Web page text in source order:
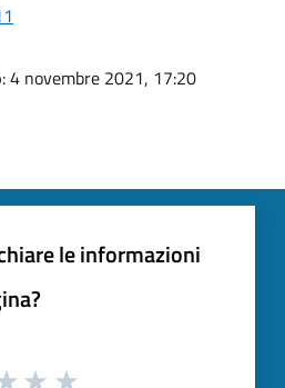
: 4 novembre 2021, 17:20
le informazioni